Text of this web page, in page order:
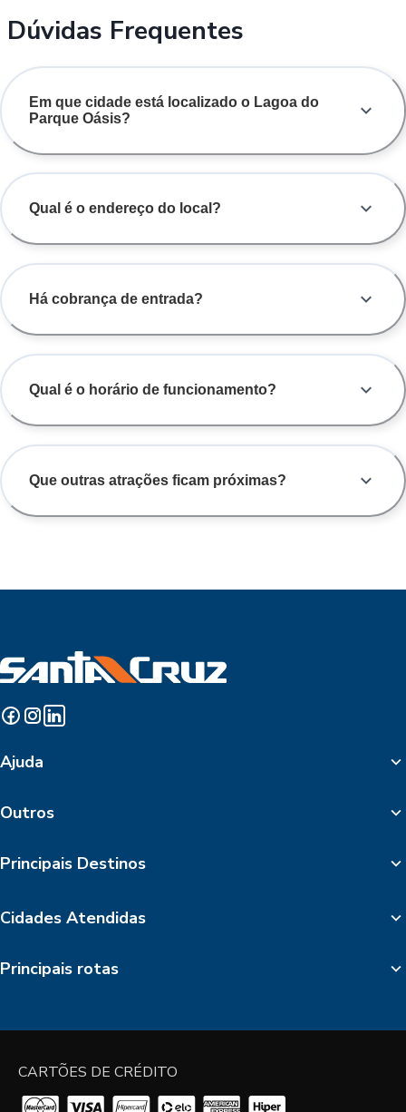
Dúvidas Frequentes
Em que cidade está localizado o Lagoa do
Parque Oásis?
Qual é o endereço do local?
Há cobrança de entrada?
Qual é o horário de funcionamento?
Que outras atrações ficam próximas?
Ajuda
Outros
Principais Destinos
Cidades Atendidas
Principais rotas
CARTÕES DE CRÉDITO